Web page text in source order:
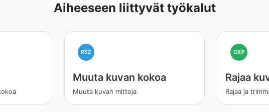
Aiheeseen liittyvät työkalut
RSZ
Muuta kuvan kokoa
Muuta kuvan mittoja
CRP
Rajaa
Rajaa ja